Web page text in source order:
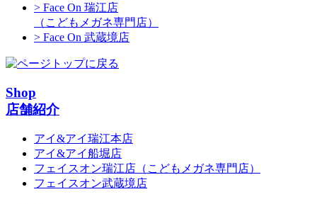
> Face On 瑞江店
（こどもメガネ専門店）
> Face On 武蔵境店
Shop
店舗紹介
アイ&アイ瑞江本店
アイ&アイ船堀店
フェイスオン瑞江店 （こどもメガネ専門店）
フェイスオン武蔵境店